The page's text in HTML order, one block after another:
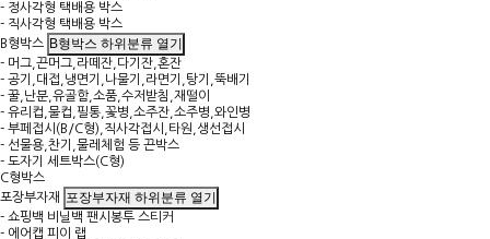
- 정사각형 택배용 박스
- 직사각형 택배용 박스
B형박스 B형박스 하위분류 열기
- 머그,끈머그,라떼잔,다기잔,혼잔
- 공기,대접,냉면기,나물기,라면기,탕기,뚝배기
- 꿀,난분,유골함,소품,수저받침,재떨이
- 유리컵,물컵,필통,꽃병,소주잔,소주병,와인병
- 부페접시(B/C형),직사각접시,타원,생선접시
- 선물용,찬기,물레체험 등 끈박스
- 도자기 세트박스(C형)
C형박스
포장부자재
포장부자재 하위분류 열기
- 쇼핑백 비닐백 팬시봉투 스티커
- 에어캡 피이 랩